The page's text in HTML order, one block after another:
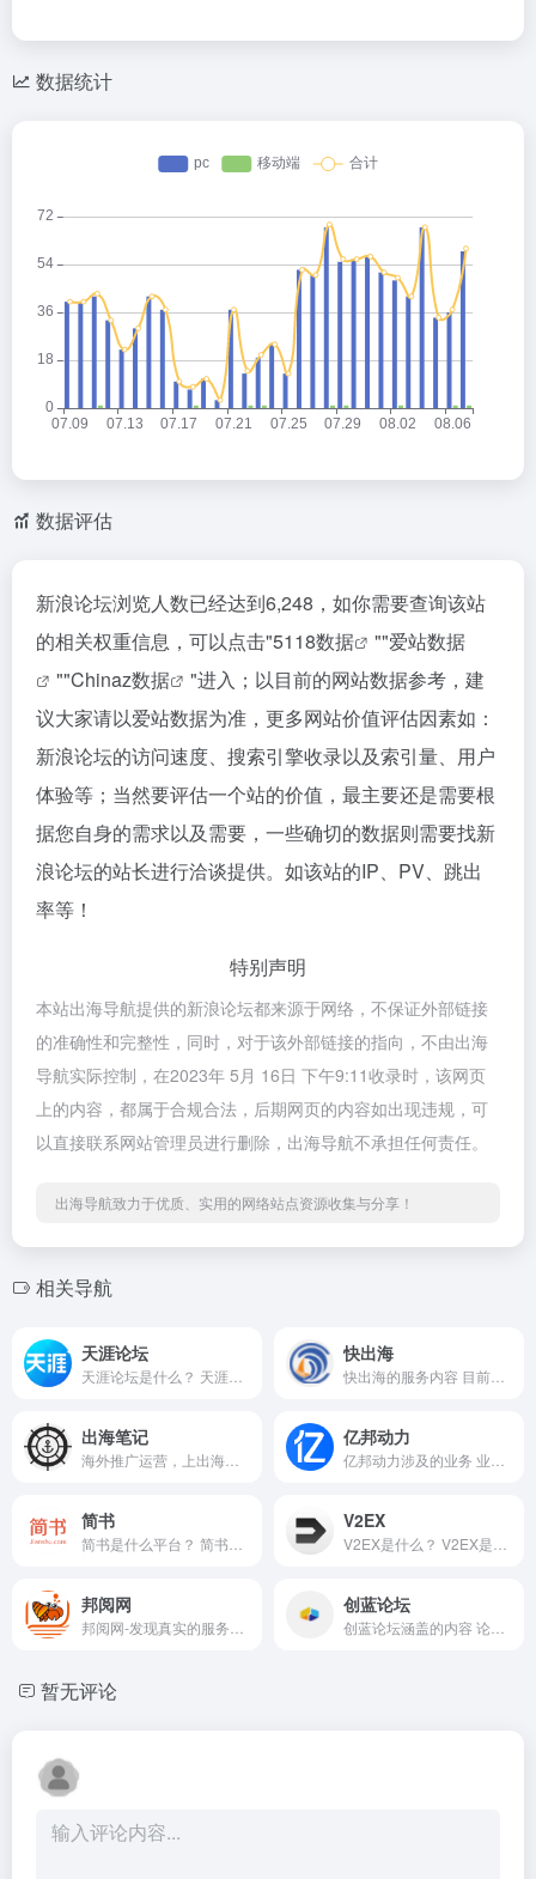
数据统计
数据评估
新浪论坛浏览人数已经达到6,248，如你需要查询该站
的相关权重信息，可以点击"5118数据 ""爱站数据
""Chinaz数据
"进入；以目前的网站数据参考，建
议大家请以爱站数据为准，更多网站价值评估因素如：
新浪论坛的访问速度、搜索引擎收录以及索引量、用户
体验等；当然要评估一个站的价值，最主要还是需要根
据您自身的需求以及需要，一些确切的数据则需要找新
浪论坛的站长进行洽谈提供。如该站的IP、PV、跳出
率等！
特别声明
本站出海导航提供的新浪论坛都来源于网络，不保证外部链接
的准确性和完整性，同时，对于该外部链接的指向，不由出海
导航实际控制，在2023年 5月 16日 下午9:11收录时，该网页
上的内容，都属于合规合法，后期网页的内容如出现违规，可
以直接联系网站管理员进行删除，出海导航不承担任何责任。
出海导航致力于优质、实用的网络站点资源收集与分享！
相关导航
天涯论坛 快出海
出海笔记 亿邦动力
简书 V2EX
邦阅网 创蓝论坛
暂无评论